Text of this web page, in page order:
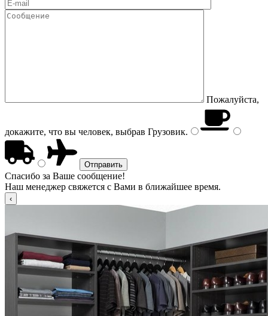
Пожалуйста,
докажите, что вы человек, выбрав Грузовик.
Спасибо за Ваше сообщение!
Наш менеджер свяжется с Вами в ближайшее время.